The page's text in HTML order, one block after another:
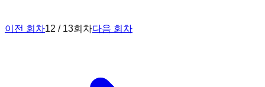
이전 회차12 / 13회차다음 회차